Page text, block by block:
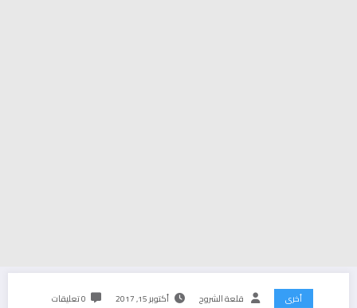
أخرى قلعة الشروح أكتوبر 15, 2017 0 تعليقات